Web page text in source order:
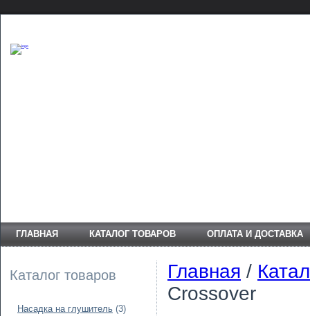
ГЛАВНАЯ КАТАЛОГ ТОВАРОВ ОПЛАТА И ДОСТАВКА
Каталог товаров
Насадка на глушитель (3)
Главная /
Crossover